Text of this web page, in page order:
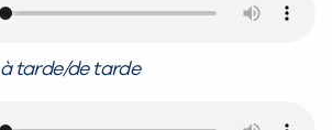
à tarde/de tarde